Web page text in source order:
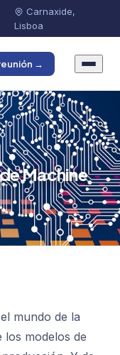
Carnaxide,
Lisboa
→
Machine
mundo de la
los modelos de